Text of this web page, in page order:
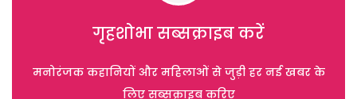
गृहशोभा सब्सक्राइब करें
मनोरंजक कहानियों और महिलाओं से जुड़ी हर नई खबर के
लिए सब्सक्राइब करिए